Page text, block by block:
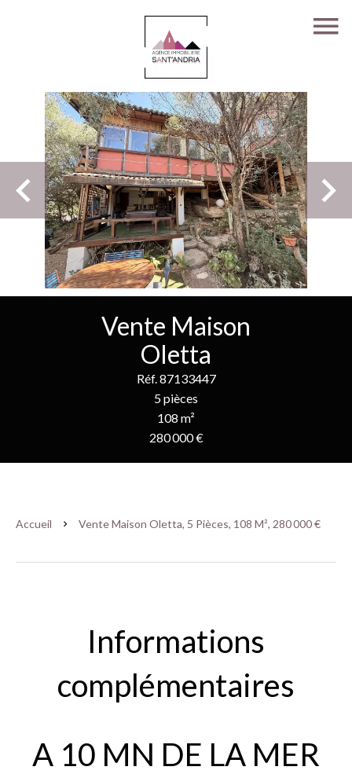
Vente Maison
Oletta
Réf. 87133447
5 pièces
108 m²
280 000 €
Accueil Vente Maison Oletta, 5 Pièces, 108 M², 280 000 €
Informations
complémentaires
A 10 MN DE LA MER